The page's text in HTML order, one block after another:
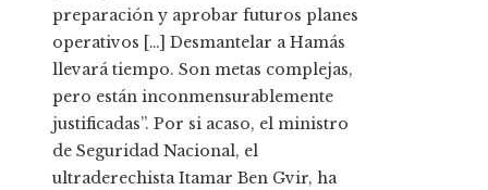
preparación y aprobar futuros planes
operativos […] Desmantelar a Hamás
llevará tiempo. Son metas complejas,
pero están inconmensurablemente
justificadas”. Por si acaso, el ministro
de Seguridad Nacional, el
ultraderechista Itamar Ben Gvir, ha